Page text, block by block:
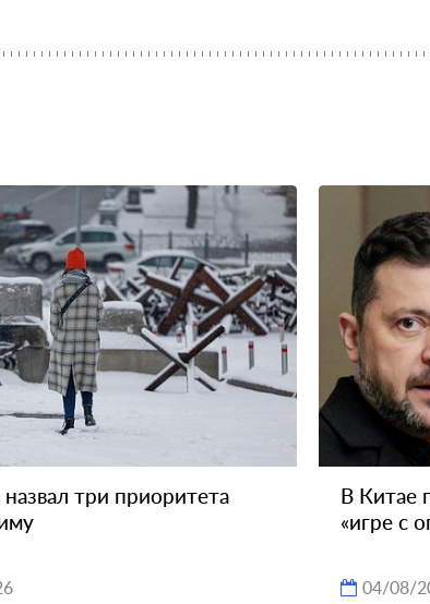
три приоритета
В Китае
«игре с
04/08/